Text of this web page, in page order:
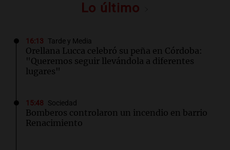
Lo último
16:13 Tarde y Media
Orellana Lucca celebró su peña en Córdoba:
"Queremos seguir llevándola a diferentes
lugares"
15:48 Sociedad
Bomberos controlaron un incendio en barrio
Renacimiento